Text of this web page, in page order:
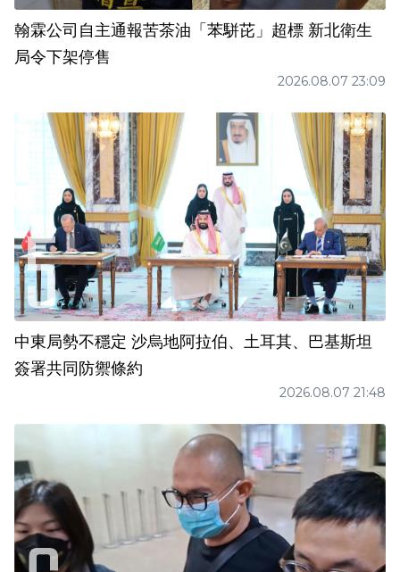
翰霖公司自主通報苦茶油「苯駢芘」超標 新北衛生
局令下架停售
2026.08.07 23:09
中東局勢不穩定 沙烏地阿拉伯、土耳其、巴基斯坦
簽署共同防禦條約
2026.08.07 21:48